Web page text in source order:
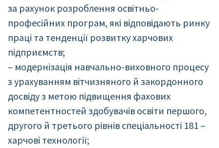
за рахунок розроблення освітньо-
професійних програм, які відповідають ринку
праці та тенденції розвитку харчових
підприємств;
– модернізація навчально-виховного процесу
з урахуванням вітчизняного й закордонного
досвіду з метою підвищення фахових
компетентностей здобувачів освіти першого,
другого й третього рівнів спеціальності 181 –
харчові технології;